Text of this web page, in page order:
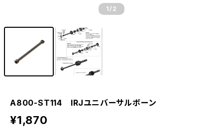
1 /2
A800-ST114 IRJユニバーサルボーン
¥1,870